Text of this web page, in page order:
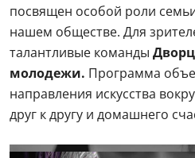
посвящен особой роли
нашем обществе. Для
талантливые команды
молодежи. Программа
направления искусства
друг к другу и домашнего